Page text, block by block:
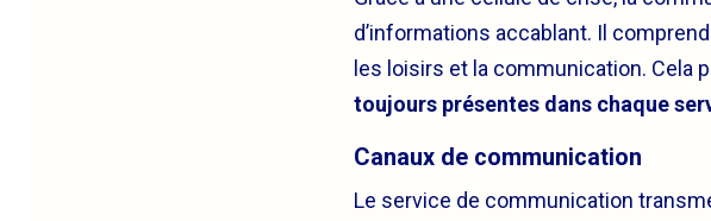
d’informations accablant. Il
les loisirs et la communication. Cela
toujours présentes dans chaque
Canaux de communication
Le service de communication